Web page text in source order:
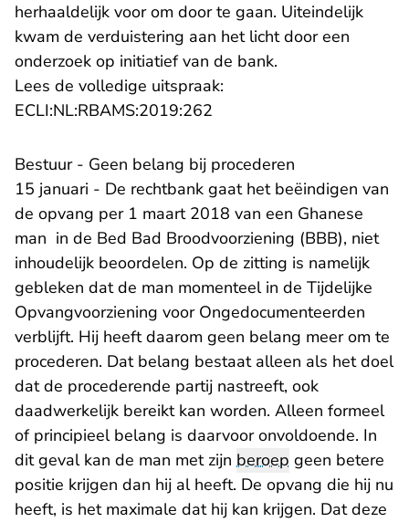
herhaaldelijk voor om door te gaan. Uiteindelijk
kwam de verduistering aan het licht door een
onderzoek op initiatief van de bank.
Lees de volledige uitspraak:
ECLI:NL:RBAMS:2019:262
Bestuur - Geen belang bij procederen
15 januari - De rechtbank gaat het beëindigen van
de opvang per 1 maart 2018 van een Ghanese
man in de Bed Bad Broodvoorziening (BBB), niet
inhoudelijk beoordelen. Op de zitting is namelijk
gebleken dat de man momenteel in de Tijdelijke
Opvangvoorziening voor Ongedocumenteerden
verblijft. Hij heeft daarom geen belang meer om te
procederen. Dat belang bestaat alleen als het doel
dat de procederende partij nastreeft, ook
daadwerkelijk bereikt kan worden. Alleen formeel
of principieel belang is daarvoor onvoldoende. In
dit geval kan de man met zijn beroep geen betere
positie krijgen dan hij al heeft. De opvang die hij nu
heeft, is het maximale dat hij kan krijgen. Dat deze